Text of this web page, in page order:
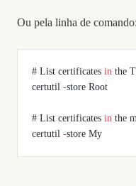
Ou pela linha de comando:
# List certificates in the
certutil -store Root
# List certificates in the
certutil -store My